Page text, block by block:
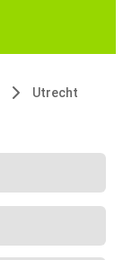
Utrecht